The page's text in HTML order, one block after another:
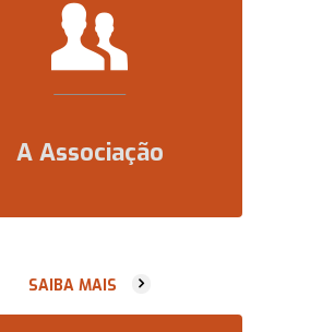
A Associação
SAIBA MAIS